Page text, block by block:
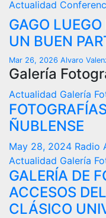
Actualidad
GAGO
UN BUEN
Mar 26, 2026 Alvaro
Galería
Actualidad Galería
ÑUBLENSE
May 28, 2024 Radio
Actualidad Galería
GALERÍA DE
ACCESOS
CLÁSICO